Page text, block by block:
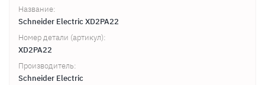
Название:
Schneider Electric XD2PA22
Номер детали (артикул):
XD2PA22
Производитель:
Schneider Electric